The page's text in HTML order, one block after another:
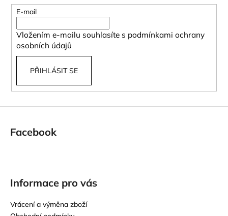
E-mail
Vložením e-mailu souhlasíte s podmínkami ochrany
osobních údajů
PŘIHLÁSIT SE
Facebook
Informace pro vás
Vrácení a výměna zboží